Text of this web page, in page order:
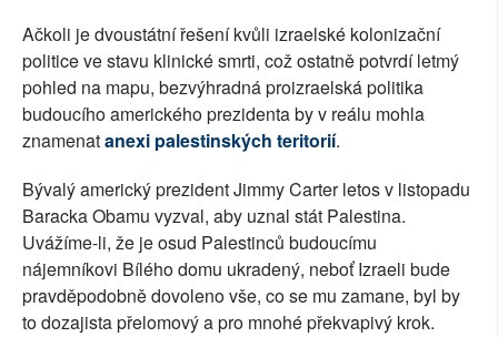
Ačkoli je dvoustátní řešení kvůli izraelské kolonizační
politice ve stavu klinické smrti, což ostatně potvrdí letmý
pohled na mapu, bezvýhradná proizraelská politika
budoucího amerického prezidenta by v reálu mohla
znamenatanexi palestinských teritorií.
Bývalý americký prezident Jimmy Carter letos v listopadu
Baracka Obamu vyzval, aby uznal stát Palestina.
Uvážíme-li, že je osud Palestinců budoucímu
nájemníkovi Bílého domu ukradený, neboť Izraeli bude
pravděpodobně dovoleno vše, co se mu zamane, byl by
to dozajista přelomový a pro mnohé překvapivý krok.